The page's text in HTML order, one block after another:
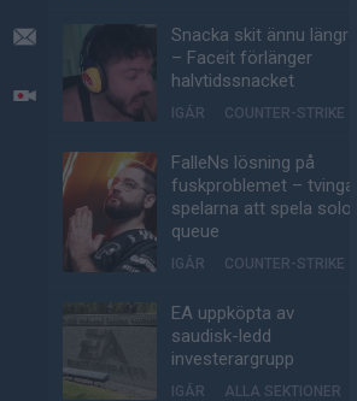
MEDDELANDEN
LIVESÄNDNINGAR
Snacka skit ännu längre
– Faceit förlänger
halvtidssnacket
IGÅR COUNTER-STRIKE
FalleNs lösning på
fuskproblemet – tvinga
spelarna att spela solo-
queue
IGÅR COUNTER-STRIKE
EA uppköpta av
saudisk-ledd
investerargrupp
IGÅR ALLA SEKTIONER